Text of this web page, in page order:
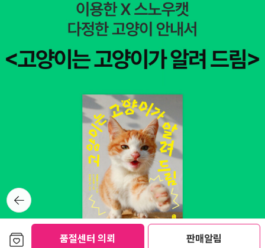
품절센터 의뢰 판매알림
니다. -벨 에어즈 비폭력대화의 목표는 내가 원하는 대로 사람들
을 바꿔놓으려는 게 아니다. 솔직함과 공감을 바탕으로 하여 모든
전베그
정해영 글.그림 / 논장 / 2011년 1월지난 번에 나온 [누구 발일
까?]에 이어서 출간된 [무엇을 할까?] 표지 그림만 봐도 무척 흥
들이다. 그 중에서도 오스트리아 어린이 청소년 문학상 수상작품
라는 것 역시 흥미롭고, 오스트리아 작가의 책은 아직까지 생소해
서 더욱 그러하다.천재 의사 데터 이야기 -오스트리아 어린이 청
소년 문학상 수상작 톤 텔레헌 지음, 배정희 옮김, 헤르다 덴도번
그림 / 소년한길 / 2010년 12월토토과학상자 시리즈가 40% 할
인이라니 놀랍다. 과학에 대해 아주 재미있는 이야기식으로 풀어
쓴 책이라 그냥 과학책이라기보다 재미있는 동화를 읽는 기분이
들어 참 좋은 책이다. 올바른 과학정보를 알 수 있는 과학공부에
효과적인 책.매일 만나는 영어성경 세트 - 전2권 문단열 지음 /
타임북스 / 2010년 2월
실험왕] 시리즈는 전 권 실험키트 포함이라니 더욱 좋을 것 같다.
길벗어린이를 통해 다시 나온 [엄마, 난 이 옷이 좋아요] 예쁜 인
형옷도 함께 준다니 재미있게 놀고 싶다. 이참에 권윤덕 작가의
그림책을 다 읽어보고 싶다. 그런데[씹지않고 꿀꺽벌레는 정말
억이 가물가물한데... 절판이면 아쉽다.이승은.허헌선 글.인형으
로 만나는 [색동저고리]와 새롭게 다른 출판사에서 나온 [보보,
안녕]은 꼭 사고 싶은 책이다.언제나 재미있는 책을 만드는 맹맹
맹의 피비 공주와 화가 난 용 도 얼른 읽고 싶다.언제나 넓은 세계
를 보기 원하며, 우리 아이에게 다양한 지구촌의 모습을 알려주고
싶은 책이다.과연 유엔에서는 무슨 일을 하는지 알아보고, 또 사
회 봉사와 섬김에 대해서도 생각해볼 수 있는 시간이 되었으면 좋
겠다.보리에서 나오는 <개똥이네 놀이터>에 연재했던 [할머니,
어디가요?] 시리즈를 단행본으로 엮었네요. 봄엔 쑥 뜯으러 가고,
뒤로가
기